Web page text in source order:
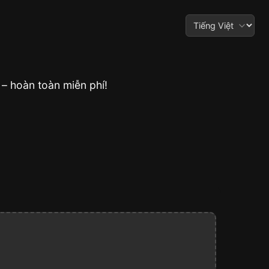
hoàn toàn miễn phí!